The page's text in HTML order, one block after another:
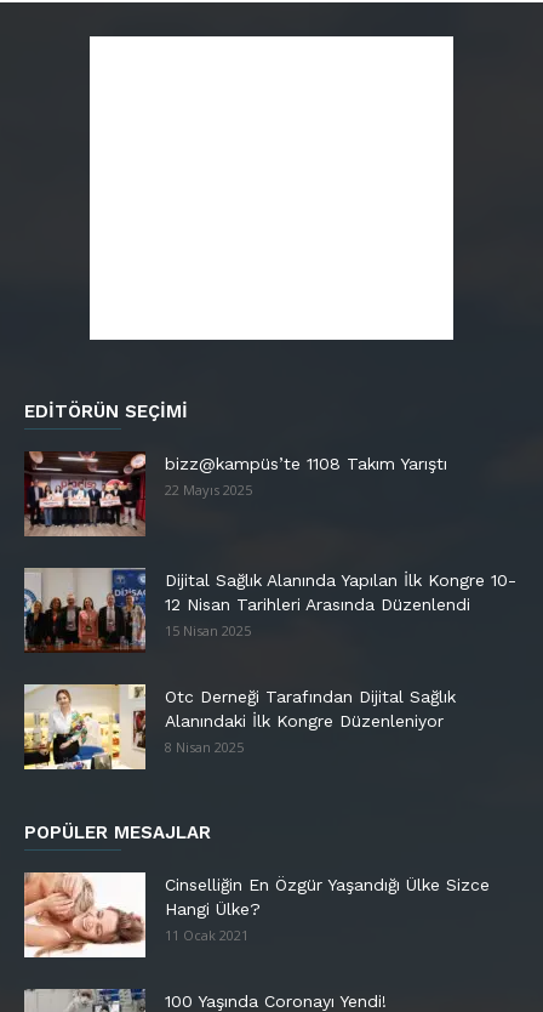
EDITÖRÜN SEÇIMI
bizz@kampüs’te 1108 Takım Yarıştı
22 Mayıs 2025
Dijital Sağlık Alanında Yapılan İlk Kongre 10-
12 Nisan Tarihleri Arasında Düzenlendi
15 Nisan 2025
Otc Derneği Tarafından Dijital Sağlık
Alanındaki İlk Kongre Düzenleniyor
8 Nisan 2025
POPÜLER MESAJLAR
Cinselliğin En Özgür Yaşandığı Ülke Sizce
Hangi Ülke?
11 Ocak 2021
100 Yaşında Coronayı Yendi!